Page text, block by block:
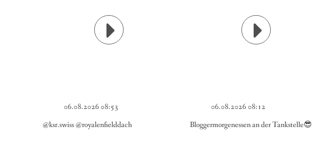
06.08.2026 08:53
@ksr.swiss @royalenfielddach
06.08.2026 08:12
Bloggermorgenessen an der Tankstelle😎